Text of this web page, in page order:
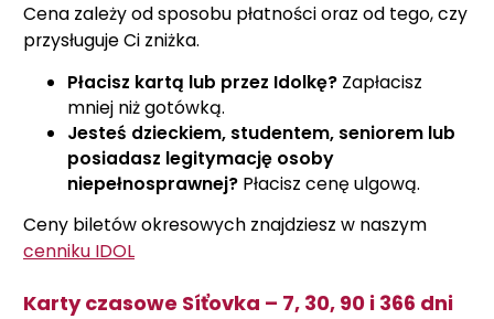
Cena zależy od sposobu płatności oraz od tego, czy
przysługuje Ci zniżka.
Płacisz kartą lub przez Idolkę? Zapłacisz
mniej niż gotówką.
Jesteś dzieckiem, studentem, seniorem lub
posiadasz legitymację osoby
niepełnosprawnej? Płacisz cenę ulgową.
Ceny biletów okresowych znajdziesz w naszym
cenniku IDOL
Karty czasowe Síťovka – 7, 30, 90 i 366 dni